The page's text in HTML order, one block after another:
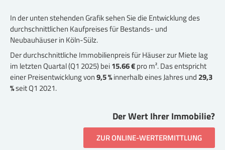
In der unten stehenden Grafik sehen Sie die Entwicklung des
durchschnittlichen Kaufpreises für Bestands- und
Neubauhäuser in Köln-Sülz.
Der durchschnittliche Immobilienpreis für Häuser zur Miete lag
im letzten Quartal (Q1 2025) bei15.66 €pro m². Das entspricht
einer Preisentwicklung von9,5 %innerhalb eines Jahres und 29,3
%seit Q1 2021.
Der Wert Ihrer Immobilie?
ZUR ONLINE-WERTERMITTLUNG